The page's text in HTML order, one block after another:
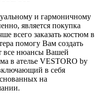
и гармоничному
является покупка
всего заказать костюм в
помогу Вам создать
все нюансы Вашей
в ателье VESTORO by
в себя
на